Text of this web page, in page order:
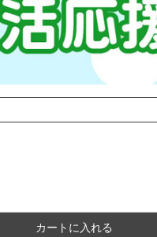
カートに入れる